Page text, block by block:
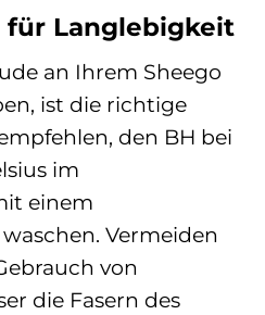
Langlebigkeit
an Ihrem Sheego
ist die richtige
den BH bei
im
einem
Vermeiden
von
die Fasern des